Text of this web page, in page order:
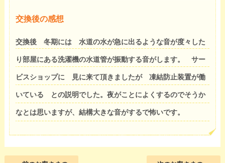
交換後の感想
交換後 冬期には 水道の水が急に出るような音が度々した
り部屋にある洗濯機の水道管が振動する音がします。 サー
ビスショップに 見に来て頂きましたが 凍結防止装置が働
いている との説明でした。夜がことによくするのでそうか
なとは思いますが、結構大きな音がするで怖いです。